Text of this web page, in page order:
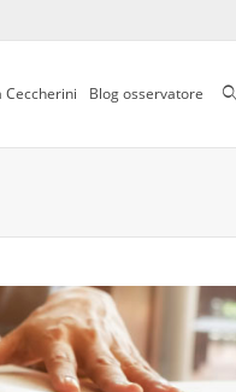
Ceccherini Blog osservatore